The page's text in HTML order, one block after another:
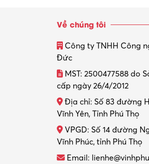
Về chúng tôi
Công ty TNHH Công
Đức
MST: 2500477588 do
cấp ngày 26/4/2012
Địa chỉ: Số 83 đường
Vĩnh Yên, Tỉnh Phú Thọ
VPGD: Số 14 đường
Vĩnh Phúc, tỉnh Phú Thọ
Email: